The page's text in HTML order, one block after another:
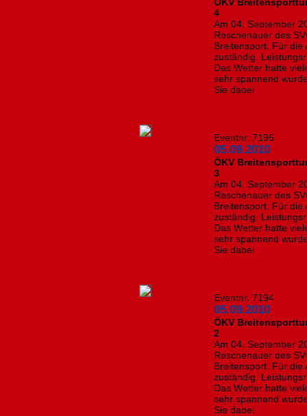
4
Am 04. September
Reschenauer des
Breitensport. Für die
zuständig.
Das Wetter hatte
sehr spannend
Sie dabei
Eventnr. 7195
05.09.2010
ÖKV
3
Am 04. September
Reschenauer des
Breitensport. Für die
zuständig.
Das Wetter hatte
sehr spannend
Sie dabei
Eventnr. 7194
05.09.2010
ÖKV
2
Am 04. September
Reschenauer des
Breitensport. Für die
zuständig.
Das Wetter hatte
sehr spannend
Sie dabei